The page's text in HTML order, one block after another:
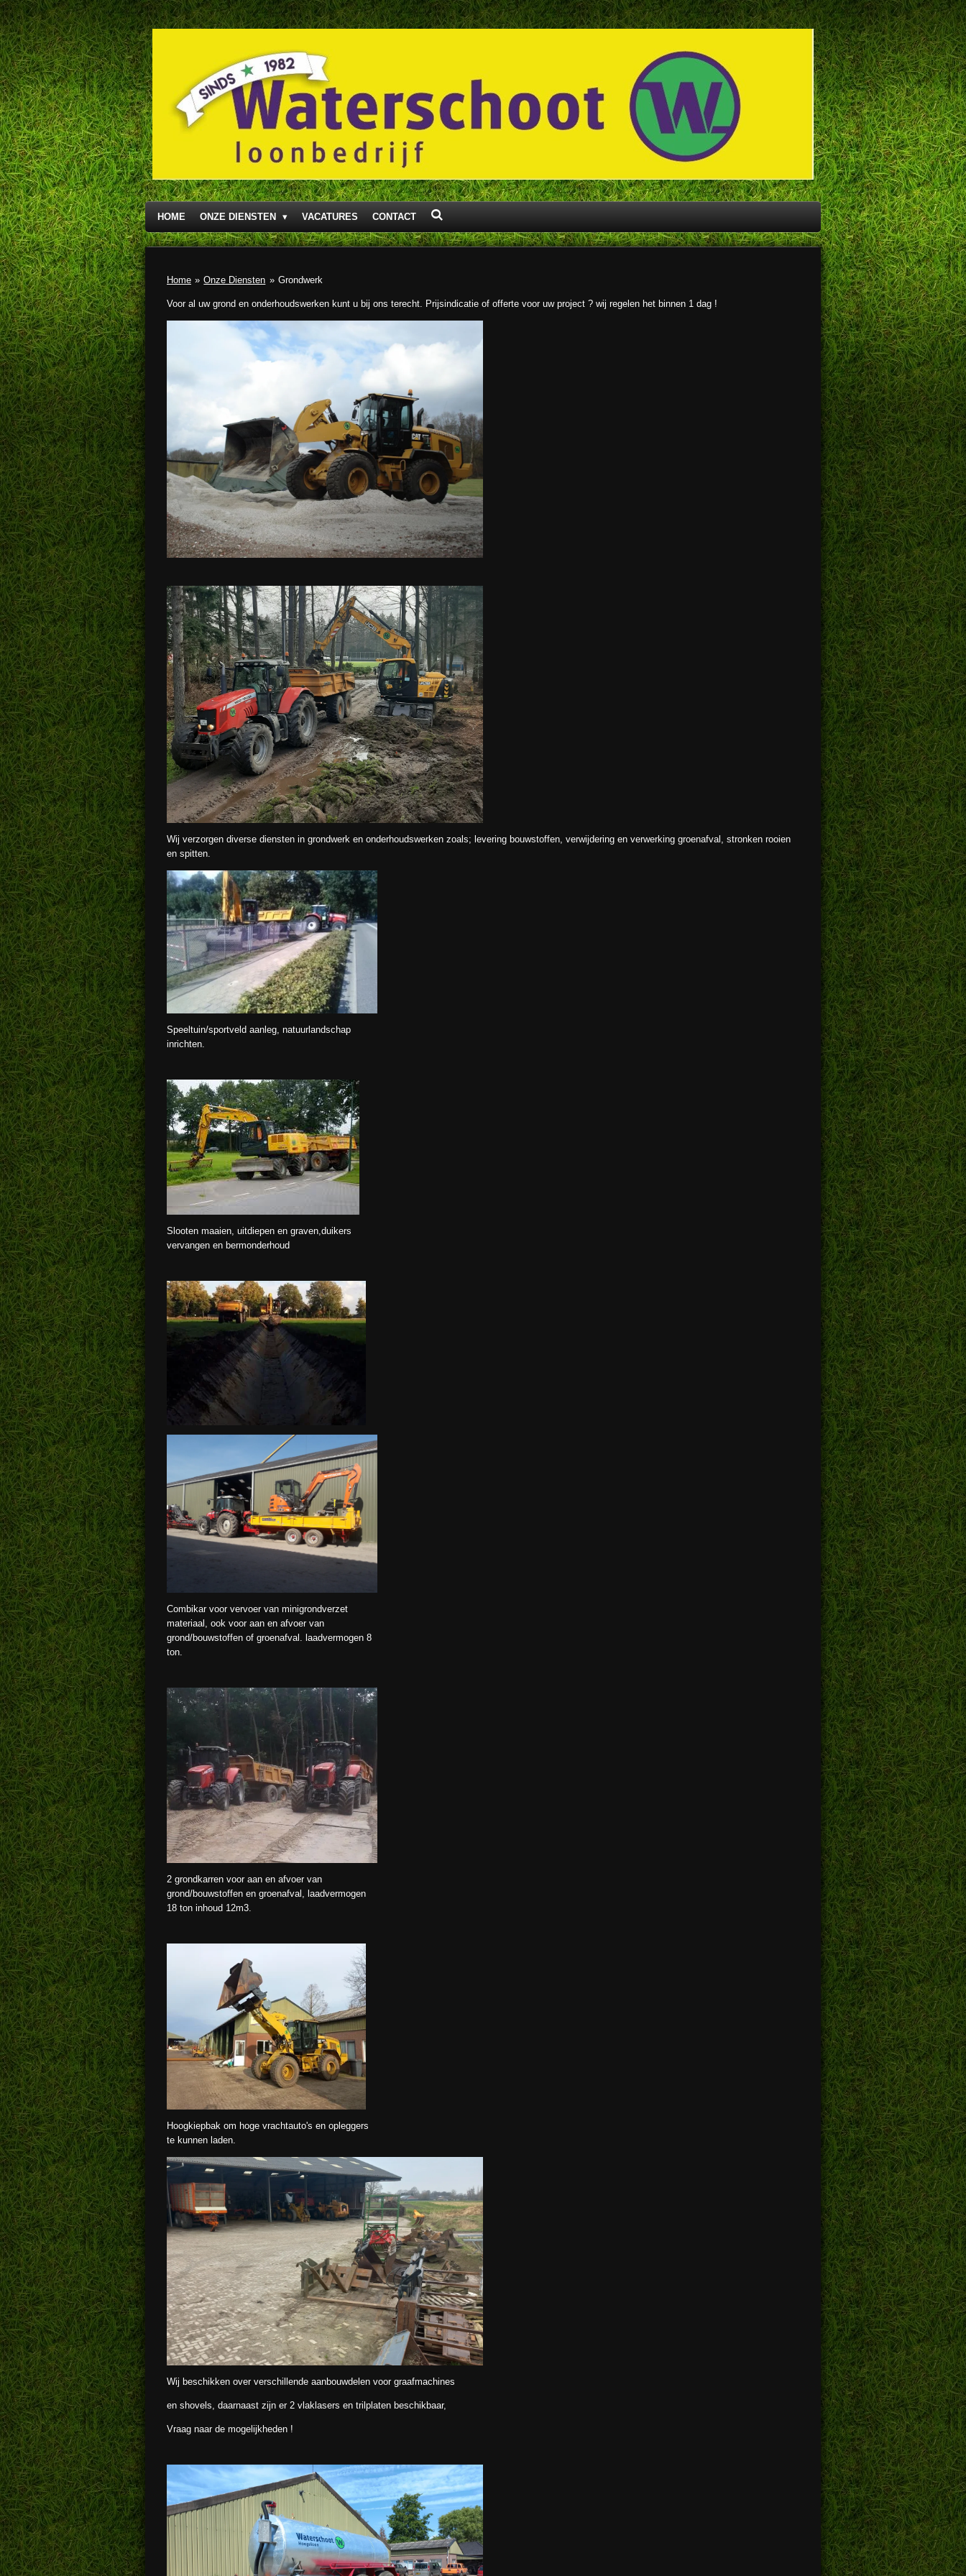
Ga
direct
naar
de
hoofdinhoud
HOME ONZE DIENSTEN VACATURES CONTACT
Home » Onze Diensten » Grondwerk
Voor al uw grond en onderhoudswerken kunt u bij ons terecht. Prijsindicatie of offerte voor uw project ? wij regelen het binnen 1 dag !
Wij verzorgen diverse diensten in grondwerk en onderhoudswerken zoals; levering bouwstoffen, verwijdering en verwerking groenafval, stronken rooien
en spitten.
Speeltuin/sportveld aanleg, natuurlandschap
inrichten.
Slooten maaien, uitdiepen en graven,duikers
vervangen en bermonderhoud
Combikar voor vervoer van minigrondverzet
materiaal, ook voor aan en afvoer van
grond/bouwstoffen of groenafval. laadvermogen 8
ton.
2 grondkarren voor aan en afvoer van
grond/bouwstoffen en groenafval, laadvermogen
18 ton inhoud 12m3.
Hoogkiepbak om hoge vrachtauto's en opleggers
te kunnen laden.
Wij beschikken over verschillende aanbouwdelen voor graafmachines
en shovels, daarnaast zijn er 2 vlaklasers en trilplaten beschikbaar,
Vraag naar de mogelijkheden !